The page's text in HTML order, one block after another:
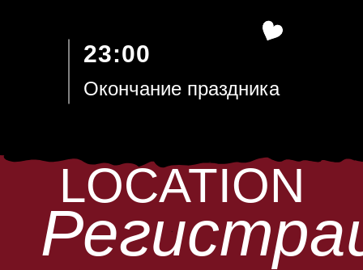
Окончание праздника
23:00
LOCATION